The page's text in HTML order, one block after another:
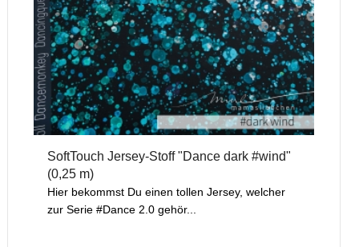
SoftTouch Jersey-Stoff "Dance dark #wind"
(0,25 m)
Hier bekommst Du einen tollen Jersey, welcher
zur Serie #Dance 2.0 gehör...